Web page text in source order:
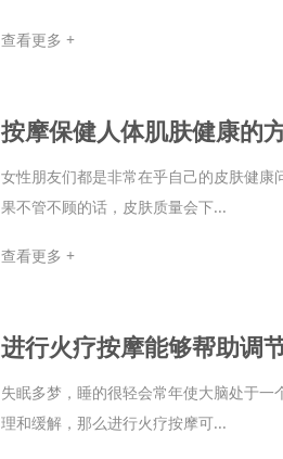
查看更多 +
按摩保健人体肌肤健康的
女性朋友们都是非常在乎自己的皮肤健
果不管不顾的话，皮肤质量会下...
查看更多 +
进行火疗按摩能够帮助调
失眠多梦，睡的很轻会常年使大脑处于
理和缓解，那么进行火疗按摩可...